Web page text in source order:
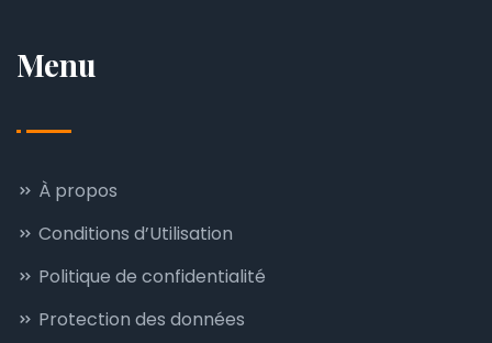
Menu
À propos
Conditions d’Utilisation
Politique de confidentialité
Protection des données